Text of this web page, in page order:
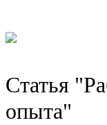
Статья
опыта"